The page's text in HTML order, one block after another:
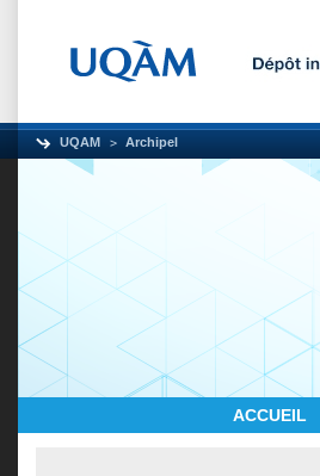
UQAM Archipel
ACCUEIL